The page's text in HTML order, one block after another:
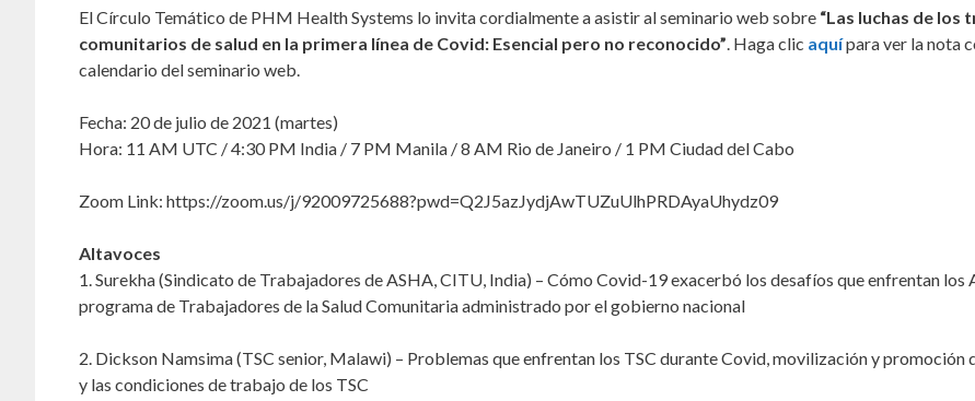
El Círculo Temático de PHM Health Systems lo invita cordialmente a asistir al seminario web sobre “Las luchas de los
comunitarios de salud en la primera línea de Covid: Esencial pero no reconocido” . Haga clic aquípara ver la nota
calendario del seminario web.
Fecha: 20 de julio de 2021 (martes)
Hora: 11 AM UTC / 4:30 PM India / 7 PM Manila / 8 AM Rio de Janeiro / 1 PM Ciudad del Cabo
Zoom Link: https://zoom.us/j/92009725688?pwd=Q2J5azJydjAwTUZuUlhPRDAyaUhydz09
Altavoces
1. Surekha (Sindicato de Trabajadores de ASHA, CITU, India) – Cómo Covid-19 exacerbó los desafíos que enfrentan los
programa de Trabajadores de la Salud Comunitaria administrado por el gobierno nacional
2. Dickson Namsima (TSC senior, Malawi) – Problemas que enfrentan los TSC durante Covid, movilización y promoción
y las condiciones de trabajo de los TSC